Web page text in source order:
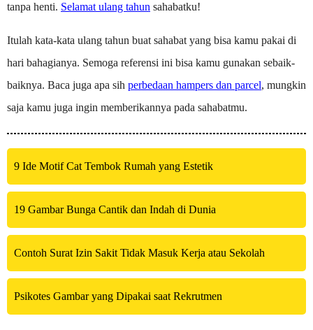
tanpa henti. Selamat ulang tahun sahabatku!
Itulah kata-kata ulang tahun buat sahabat yang bisa kamu pakai di
hari bahagianya. Semoga referensi ini bisa kamu gunakan sebaik-
baiknya. Baca juga apa sih perbedaan hampers dan parcel, mungkin
saja kamu juga ingin memberikannya pada sahabatmu.
9 Ide Motif Cat Tembok Rumah yang Estetik
19 Gambar Bunga Cantik dan Indah di Dunia
Contoh Surat Izin Sakit Tidak Masuk Kerja atau Sekolah
Psikotes Gambar yang Dipakai saat Rekrutmen